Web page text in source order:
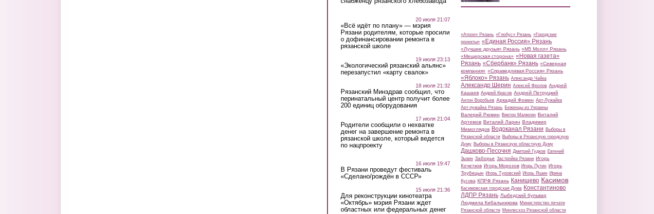
20 июля 21:07
«Всё идёт по плану» — мэрия
Рязани родителям, которые просили
о дофинансировании ремонта в
рязанской школе
19 июля 23:13
«Экологический рязанский альянс»
перезапустил «карту свалок»
18 июля 21:32
Рязанский Минздрав сообщил, что
перинатальный центр получит более
200 единиц оборудования
17 июля 21:04
Родители сообщили о нехватке
денег на завершение ремонта в
рязанской школе, который ведется
по нацпроекту
16 июля 19:47
В Рязани проведут фестиваль
«Сделано/рождён в СССР»
15 июля 21:36
Для реконструкции кинотеатра
«Октябрь» мэрия Рязани ждет
областных или федеральных денег
«Атрон» Рязань «Глобус» Рязань «Городские
проекты» «Единая Россия» Рязань
«Лучшие друзья» Рязань «М5 Молл» Рязань
«Мещерская сторона» «Новая газета»
Рязань «Сбербанк» Рязань «Северная
компания» «Справедливая Россия» Рязань
«Яблоко» Рязань Александр Чайка
Александр Шерин Алексей Фролов Андрей
Кашаев Андрей Красов Андрей Петруцкий
Антон Воробьев Аркадий Фомин Арт-Лужайка
Арт-лужайка Рязань Беженцы из Украины
Валерий Рюмин Виктор Малюгин Виталий
Артемов Виталий Ларин Владимир
Мимоглядов Водоканал Рязани Выборы в
Рязанской области Выборы в Рязанскую городскую
Думу Выборы в Рязанскую областную Думу
Дашково-Песочня Дмитрий Гудков Евгений
Зызин Заборье Застройка Рязани Игорь
Кочетков Игорь Морозов Игорь Путин Игорь
Трубицын Игорь Туровский Игорь Яшин Ирина
Кусова КПРФ Рязань Канищево Касимов
Касимовская городская Дума Константиново
ЛДПР Рязань Лыбедский бульвар
Людмила Кибальникова Министерство печати
Рязанской области Минлесхоз Рязанской области